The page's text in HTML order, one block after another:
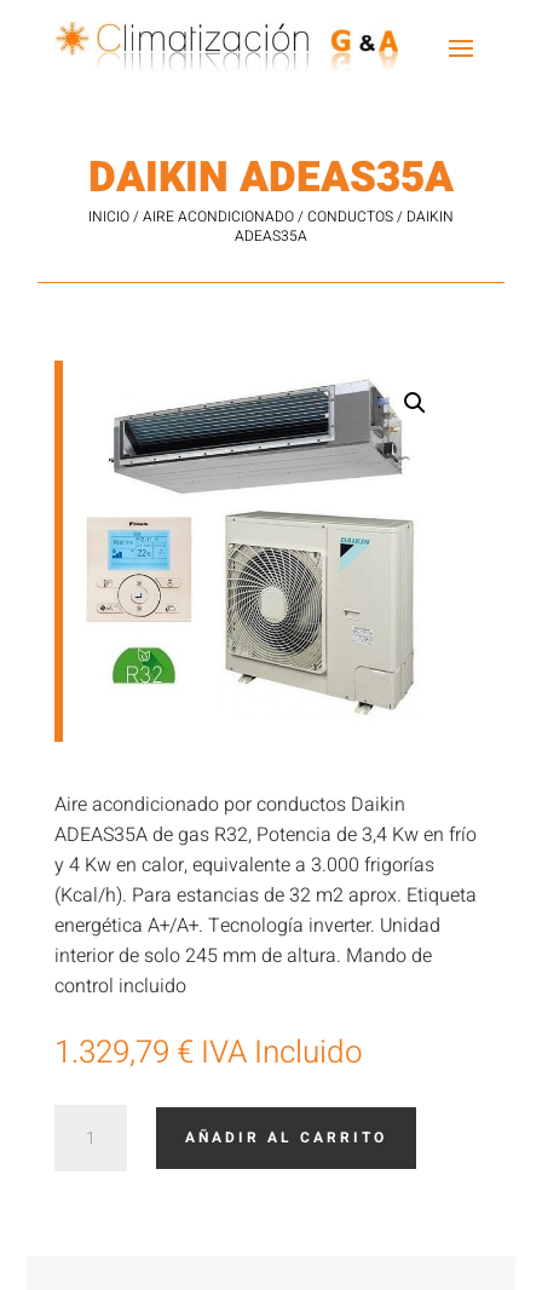
DAIKIN ADEAS35A
INICIO/AIRE ACONDICIONADO/CONDUCTOS/ DAIKIN
ADEAS35A
Aire acondicionado por conductos Daikin
ADEAS35A de gas R32, Potencia de 3,4 Kw en frío
y 4 Kw en calor, equivalente a 3.000 frigorías
(Kcal/h). Para estancias de 32 m2 aprox. Etiqueta
energética A+/A+. Tecnología inverter. Unidad
interior de solo 245 mm de altura. Mando de
control incluido
1.329,79 € IVA Incluido
ADEAS35A
AÑADIR AL CARRITO